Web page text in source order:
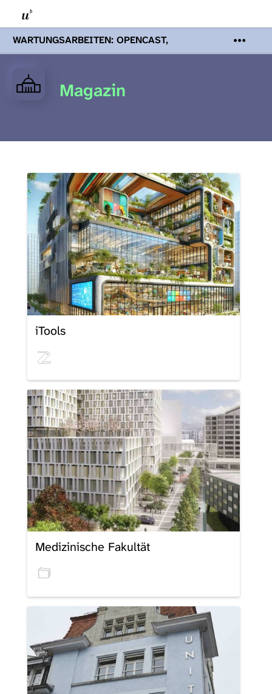
WARTUNGSARBEITEN: OPENCAST,
PODCASTS & TOBIRA
Mi 19. August
Wartungsarbeiten an den Opencast-
Servern werden Ihnen Podcasts,
Opencast-Videos und Tobira nicht zur
Magazin
Leerer
Titel
iTools
Medizinische Fakultät